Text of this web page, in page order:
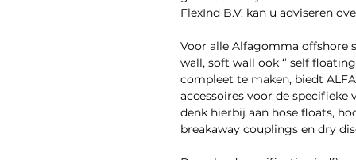
FlexInd B.V. kan u adviseren
Voor alle Alfagomma offshore
wall, soft wall ook ‘’ self
compleet te maken, biedt
accessoires voor de specifieke
denk hierbij aan hose floats,
breakaway couplings en dry